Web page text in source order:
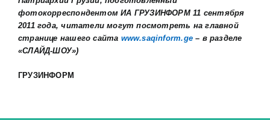
фотокорреспондентом ИА ГРУЗИНФОРМ 11 сентября
2011 года, читатели могут посмотреть на главной
странице нашего сайта www.saqinform.ge – в разделе
«СЛАЙД-ШОУ»)
ГРУЗИНФОРМ